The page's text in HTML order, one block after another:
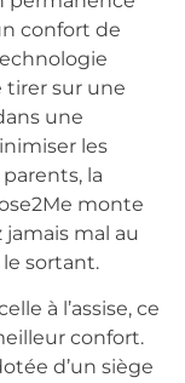
confort de
tirer sur une
une
les
la
monte
jamais mal au
sortant.
à l’assise, ce
confort.
d’un siège